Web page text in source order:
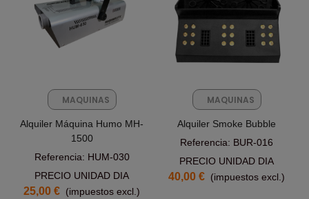
MAQUINAS
FX
Alquiler Máquina Humo MH-
1500
Referencia: HUM-030
PRECIO UNIDAD DIA
25,00 € (impuestos excl.)
MAQUINAS
FX
Alquiler Smoke Bubble
Referencia: BUR-016
PRECIO UNIDAD DIA
40,00 € (impuestos excl.)